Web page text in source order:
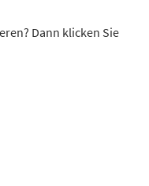
Dann klicken Sie